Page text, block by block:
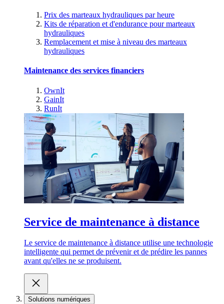
Prix des marteaux hydrauliques par heure
Kits de réparation et d'endurance pour marteaux
hydrauliques
Remplacement et mise à niveau des marteaux
hydrauliques
Maintenance des services financiers
OwnIt
GainIt
RunIt
Service de maintenance à distance
Le service de maintenance à distance utilise une technologie
intelligente qui permet de prévenir et de prédire les pannes
avant qu'elles ne se produisent.
Solutions numériques